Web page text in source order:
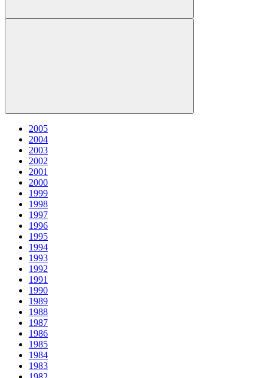
2005
2004
2003
2002
2001
2000
1999
1998
1997
1996
1995
1994
1993
1992
1991
1990
1989
1988
1987
1986
1985
1984
1983